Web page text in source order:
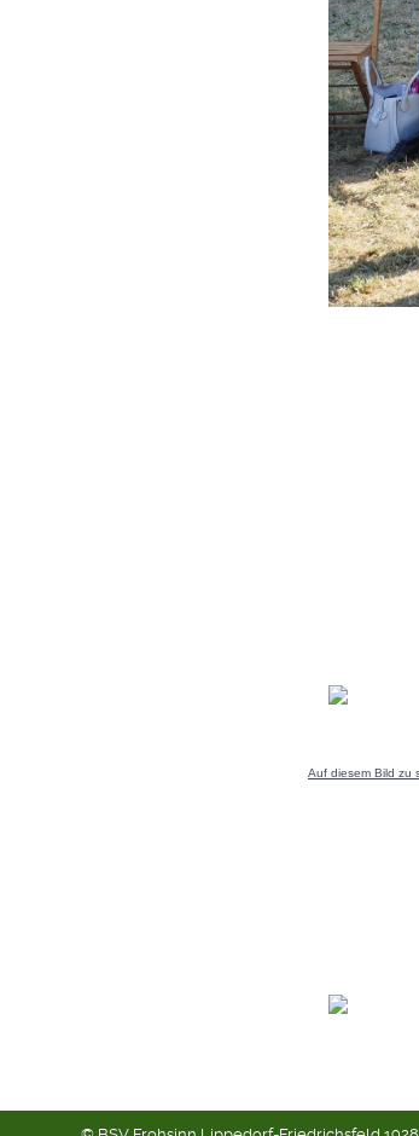
Auf diesem Bild zu